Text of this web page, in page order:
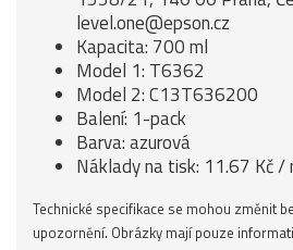
level.one@epson.cz
Kapacita: 700 ml
Model 1: T6362
Model 2: C13T636200
Balení: 1-pack
Barva: azurová
Náklady na tisk: 11.67 Kč /
Technické specifikace se mohou změnit
upozornění. Obrázky mají pouze